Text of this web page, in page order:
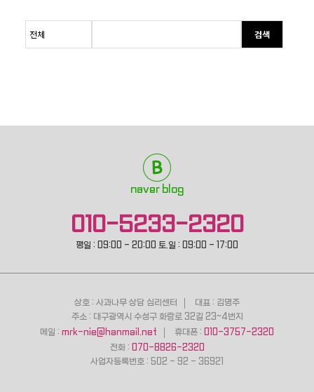
검색
naver blog
010-5233-2320
평일 : 09:00 - 20:00 토.일 : 09:00 - 17:00
상호 : 사과나무 상담 심리센터
대표 : 김명주
주소 : 대구광역시 수성구 화랑로 32길 23~4번지
메일 : mrk-nie@hanmail.net 휴대폰 : 010-3757-2320
전화 : 070-8826-2320
사업자등록번호 : 502 - 92 - 36921